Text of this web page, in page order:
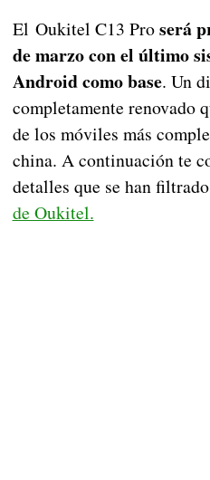
El Oukitel C13 Proserá
de marzo con el último
Android como base. Un
completamente renovado
de los móviles más
china. A continuación te
detalles que se han
de Oukitel.